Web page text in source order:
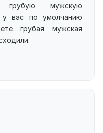
грубую мужскую
у вас по умолчанию
грубая мужская